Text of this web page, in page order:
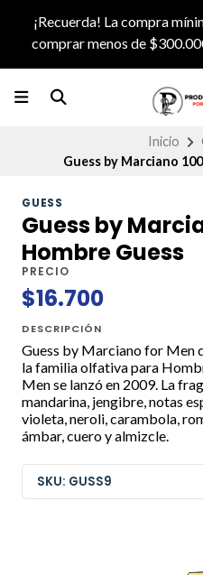
¡Recuerda! La compra
comprar menos de
Inicio
Guess by Marciano
GUESS
Guess by
Hombre Guess
PRECIO
$16.700
DESCRIPCIÓN
Guess by Marciano for Men
la familia olfativa para
Men se lanzó en 2009. La
mandarina, jengibre, notas
violeta, neroli, carambola,
ámbar, cuero y almizcle.
SKU: GUSS9